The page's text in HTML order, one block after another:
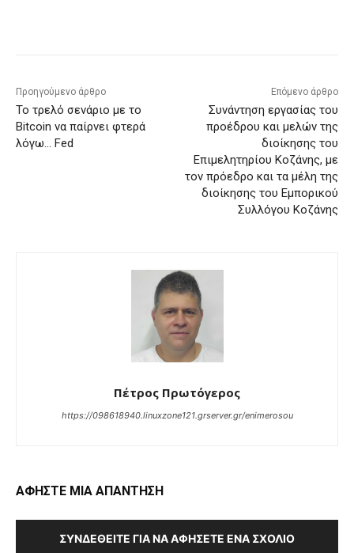
Προηγούμενο άρθρο
Το τρελό σενάριο με το
Bitcoin να παίρνει φτερά
λόγω… Fed
Επόμενο άρθρο
Συνάντηση εργασίας του
προέδρου και μελών της
διοίκησης του
Επιμελητηρίου Κοζάνης, με
τον πρόεδρο και τα μέλη της
διοίκησης του Εμπορικού
Συλλόγου Κοζάνης
Πέτρος Πρωτόγερος
https://098618940.linuxzone121.grserver.gr/enimerosou
ΑΦΗΣΤΕ ΜΙΑ ΑΠΑΝΤΗΣΗ
ΣΥΝΔΕΘΕΊΤΕ ΓΙΑ ΝΑ ΑΦΉΣΕΤΕ ΈΝΑ ΣΧΌΛΙΟ